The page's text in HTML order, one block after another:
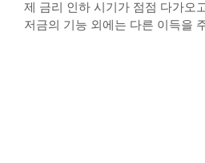
제 금리 인하 시기가 점점 다가오
저금의 기능 외에는 다른 이득을